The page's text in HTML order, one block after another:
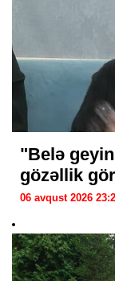
"Belə
gözəllik
06 avqust 2026